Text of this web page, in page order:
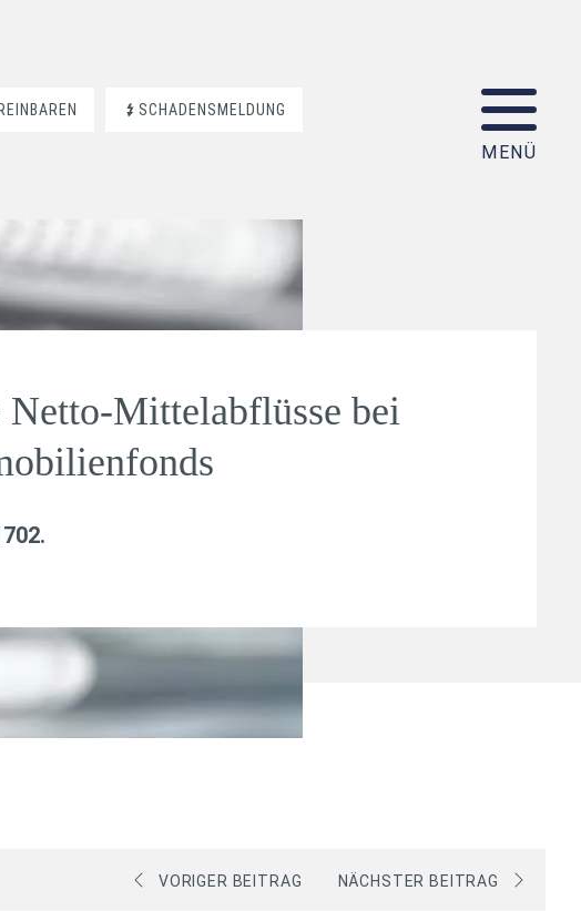
SCHADENSMELDUNG
Netto-Mittelabflüsse bei
.
VORIGER BEITRAG NÄCHSTER BEITRAG